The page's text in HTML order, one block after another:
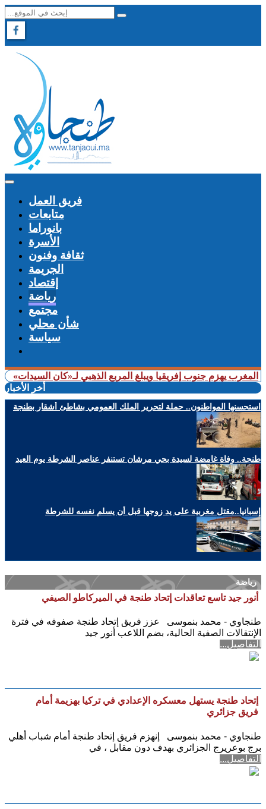
فريق العمل
متابعات
بانوراما
الأسرة
ثقافة وفنون
الجريمة
إقتصاد
رياضة
مجتمع
شأن محلي
سياسة
جنوب إفريقيا ويبلغ المربع الذهبي لـ«كان السيدات»
+ شملت
أخر الأخبار
استحسنها المواطنون.. حملة لتحرير الملك العمومي بشاطئ أشقار بطنجة
طنجة.. وفاة غامضة لسيدة بحي مرشان تستنفر عناصر الشرطة يوم العيد
إسبانيا..مقتل مغربية على يد زوجها قبل أن يسلم نفسه للشرطة
رياضة
أنور جيد تاسع تعاقدات إتحاد طنجة في الميركاطو الصيفي
طنجاوي - محمد بنموسى عزز فريق إتحاد طنجة صفوفه في فترة
الإنتقالات الصفية الحالية، بضم اللاعب أنور جيد
التفاصيل...
إتحاد طنجة يستهل معسكره الإعدادي في تركيا بهزيمة أمام
فريق جزائري
طنجاوي - محمد بنموسى إنهزم فريق إتحاد طنجة أمام شباب أهلي
برج بوعريرج الجزائري بهدف دون مقابل ، في
التفاصيل...